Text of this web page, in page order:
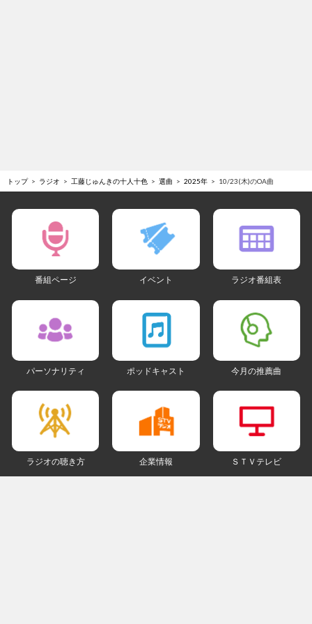
トップ ラジオ 工藤じゅんきの十人十色 選曲 2025年 10/23(木)のOA曲
番組ページ イベント ラジオ番組表
パーソナリティ ポッドキャスト 今月の推薦曲
ラジオの聴き方 企業情報 ＳＴＶテレビ